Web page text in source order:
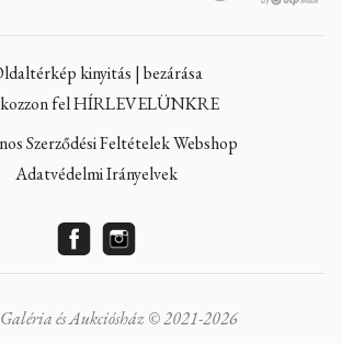
kinyitás | bezárása
fel HÍRLEVELÜNKRE
Szerződési Feltételek Webshop
Adatvédelmi Irányelvek
és Aukciósház © 2021-2026